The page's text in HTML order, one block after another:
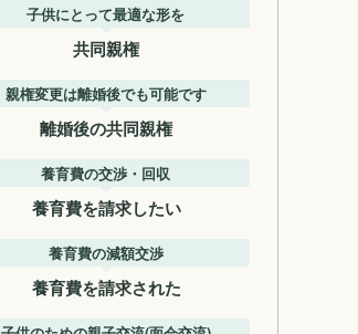
子供にとって最適な形を
共同親権
親権変更は離婚後でも可能です
離婚後の共同親権
養育費の交渉・回収
養育費を請求したい
養育費の減額交渉
養育費を請求された